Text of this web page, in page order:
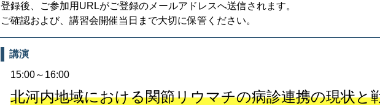
登録後、ご参加用URLがご登録のメールアドレスへ送信されます。
ご確認および、講習会開催当日まで大切に保管ください。
講演
15:00～16:00
北河内地域における関節リウマチの病診連携の現状と